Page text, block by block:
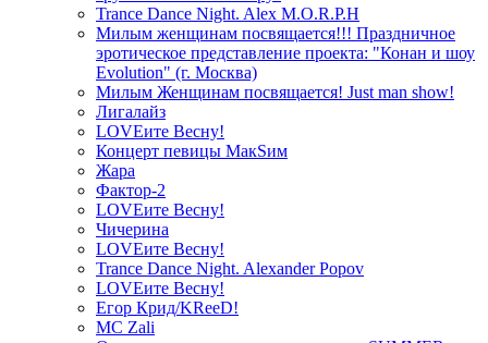
Trance Dance Night. Alex M.O.R.P.H
Милым женщинам посвящается!!! Праздничное
эротическое представление проекта: "Конан и шоу
Evolution" (г. Москва)
Милым Женщинам посвящается! Just man show!
Лигалайз
LOVEите Весну!
Концерт певицы МакSим
Жара
Фактор-2
LOVEите Весну!
Чичерина
LOVEите Весну!
Trance Dance Night. Alexander Popov
LOVEите Весну!
Егор Крид/KReeD!
MC Zali